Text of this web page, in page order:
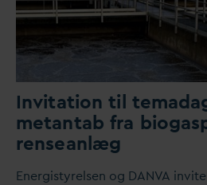
Invitation til temad
metantab fra
renseanlæg
Energistyrelsen og DANVA